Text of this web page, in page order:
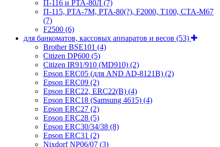
П-116 и РТА-80Л (7)
П-115, РТА-7М, РТА-80(?), F2000, T100, СТА-М67
(7)
F2500 (6)
для банкоматов, кассовых аппаратов и весов (53)
Brother BSE101 (4)
Citizen DP600 (5)
Citizen IR91/910 (MD910) (2)
Epson ERC05 (для AND AD-8121B) (2)
Epson ERC09 (2)
Epson ERC22, ERC22(B) (4)
Epson ERC18 (Samsung 4615) (4)
Epson ERC27 (2)
Epson ERC28 (5)
Epson ERC30/34/38 (8)
Epson ERC31 (2)
Nixdorf NP06/07 (3)